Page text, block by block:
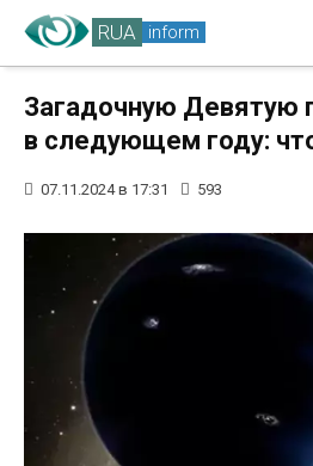
RUA inform
Загадочную Девятую
в следующем году:
07.11.2024 в 17:31 593